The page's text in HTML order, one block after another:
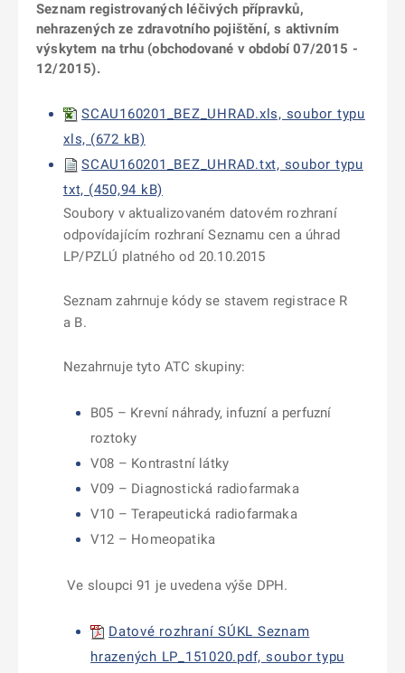
Seznam registrovaných léčivých přípravků,
nehrazených ze zdravotního pojištění, s aktivním
výskytem na trhu (obchodované v období 07/2015 -
12/2015).
SCAU160201_BEZ_UHRAD.xls, soubor typu
xls, (672 kB)
SCAU160201_BEZ_UHRAD.txt, soubor typu
txt, (450,94 kB)
Soubory v aktualizovaném datovém rozhraní
odpovídajícím rozhraní Seznamu cen a úhrad
LP/PZLÚ platného od 20.10.2015
Seznam zahrnuje kódy se stavem registrace R
a B.
Nezahrnuje tyto ATC skupiny:
B05 – Krevní náhrady, infuzní a perfuzní
roztoky
V08 – Kontrastní látky
V09 – Diagnostická radiofarmaka
V10 – Terapeutická radiofarmaka
V12 – Homeopatika
Ve sloupci 91 je uvedena výše DPH.
Datové rozhraní SÚKL Seznam
hrazených LP_151020.pdf, soubor typu